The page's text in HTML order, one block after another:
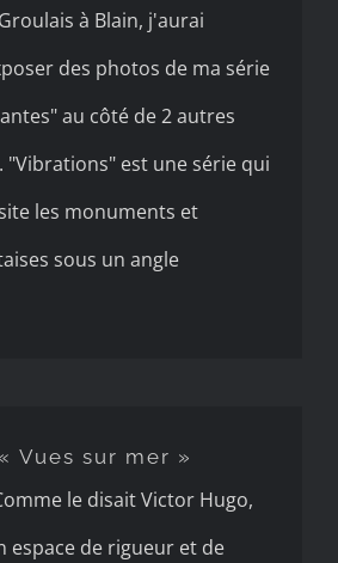
à Blain, j'aurai
des photos de ma série
au côté de 2 autres
"Vibrations" est une série qui
les monuments et
sous un angle
Vues sur mer »
le disait Victor Hugo,
espace de rigueur et de